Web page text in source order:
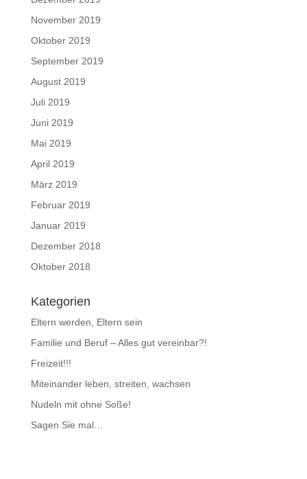
November 2019
Oktober 2019
September 2019
August 2019
Juli 2019
Juni 2019
Mai 2019
April 2019
März 2019
Februar 2019
Januar 2019
Dezember 2018
Oktober 2018
Kategorien
Eltern werden, Eltern sein
Familie und Beruf – Alles gut vereinbar?!
Freizeit!!!
Miteinander leben, streiten, wachsen
Nudeln mit ohne Soße!
Sagen Sie mal…